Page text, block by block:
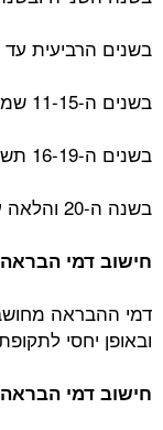
בשנים הרביעית
בשנים ה-11-15 שמונה ימים.
בשנים ה-16-19 תשעה ימים.
בשנה ה-20 והלאה עשרה ימים.
חישוב דמי
דמי ההבראה
ובאופן יחסי
חישוב דמי